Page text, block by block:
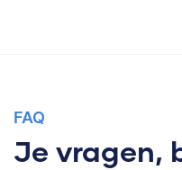
FAQ
Je vragen,